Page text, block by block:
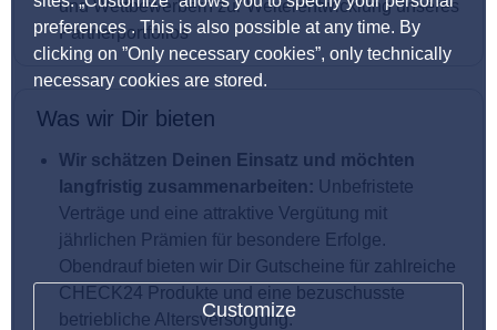
preferences . This is also possible at any time. By
clicking on ”Only necessary cookies”, only technically
necessary cookies are stored.
Customize
und Wettbewerbern zur Weiterentwicklung unseres
Partnerportfolios
Was wir Dir bieten
Wir schätzen Deinen Einsatz und möchten
langfristig zusammenarbeiten: Unbefristete
Verträge und eine attraktive Vergütung mit
jährlichen Prämien für besondere Erfolge.
Obendrauf bieten wir Dir Gutscheine für zahlreiche
CHECK24 Produkte und eine bezuschusste
betriebliche Altersversorgung.